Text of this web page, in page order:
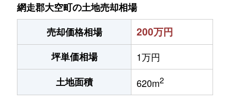
網走郡大空町の土地売却相場
売却価格相場
200万円
坪単価相場
1万円
土地面積
620m2